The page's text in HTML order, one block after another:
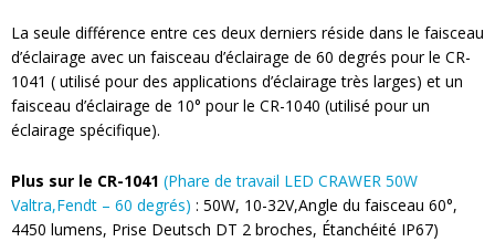
La seule différence entre ces deux derniers réside dans le faisceau
d’éclairage avec un faisceau d’éclairage de 60 degrés pour le CR-
1041 ( utilisé pour des applications d’éclairage très larges) et un
faisceau d’éclairage de 10° pour le CR-1040 (utilisé pour un
éclairage spécifique).
Plus sur le CR-1041 (Phare de travail LED CRAWER 50W
Valtra,Fendt – 60 degrés) : 50W, 10-32V,Angle du faisceau 60°,
4450 lumens, Prise Deutsch DT 2 broches, Étanchéité IP67)